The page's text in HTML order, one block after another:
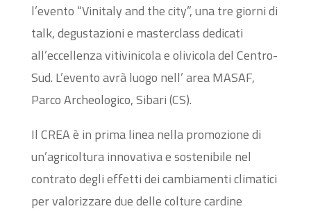
l’evento “Vinitaly and the city”, una tre giorni di
talk, degustazioni e masterclass dedicati
all’eccellenza vitivinicola e olivicola del Centro-
Sud. L’evento avrà luogo nell’ area MASAF,
Parco Archeologico, Sibari (CS).
Il CREA è in prima linea nella promozione di
un’agricoltura innovativa e sostenibile nel
contrato degli effetti dei cambiamenti climatici
per valorizzare due delle colture cardine